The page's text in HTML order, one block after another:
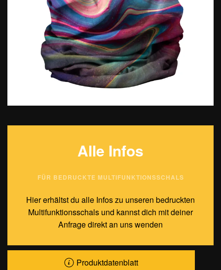
Alle Infos
FÜR BEDRUCKTE MULTIFUNKTIONSSCHALS
Hier erhältst du alle Infos zu unseren bedruckten
Multifunktionsschals und kannst dich mit deiner
Anfrage direkt an uns wenden
Produktdatenblatt